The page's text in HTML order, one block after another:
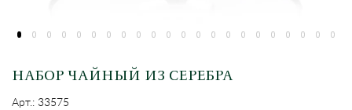
НАБОР ЧАЙНЫЙ ИЗ СЕРЕБРА
Арт.: 33575